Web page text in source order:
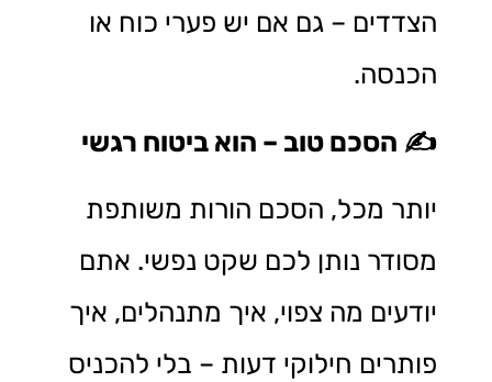
הצדדים – גם אם יש פערי כוח או
הכנסה.
✍️ הסכם טוב – הוא ביטוח רגשי
יותר מכל, הסכם הורות משותפת
מסודר נותן לכם שקט נפשי. אתם
יודעים מה צפוי, איך מתנהלים, איך
פותרים חילוקי דעות – בלי להכניס